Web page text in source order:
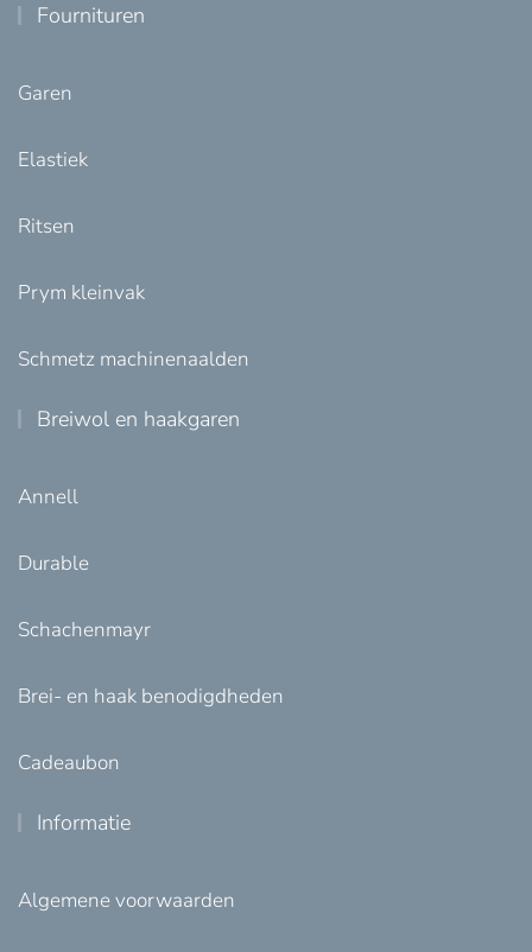
Fournituren
Garen
Elastiek
Ritsen
Prym kleinvak
Schmetz machinenaalden
Breiwol en haakgaren
Annell
Durable
Schachenmayr
Brei- en haak benodigdheden
Cadeaubon
Informatie
Algemene voorwaarden